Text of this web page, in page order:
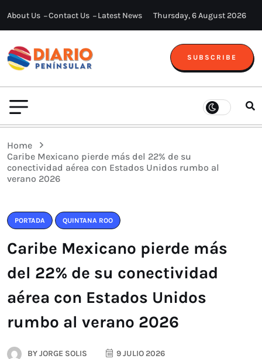
About Us Contact Us Latest News Thursday, 6 August 2026
SUBSCRIBE
Home
Caribe Mexicano pierde más del 22% de su
conectividad aérea con Estados Unidos rumbo al
verano 2026
PORTADA QUINTANA ROO
Caribe Mexicano pierde más
del 22% de su conectividad
aérea con Estados Unidos
rumbo al verano 2026
BYJORGE SOLIS
9 JULIO 2026